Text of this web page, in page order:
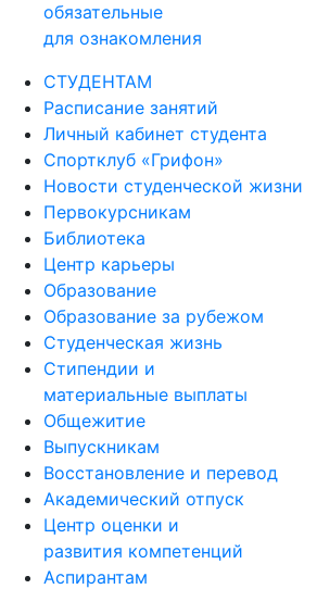
обязательные
для ознакомления
СТУДЕНТАМ
Расписание занятий
Личный кабинет студента
Спортклуб «Грифон»
Новости студенческой жизни
Первокурсникам
Библиотека
Центр карьеры
Образование
Образование за рубежом
Студенческая жизнь
Стипендии и
материальные выплаты
Общежитие
Выпускникам
Восстановление и перевод
Академический отпуск
Центр оценки и
развития компетенций
Аспирантам